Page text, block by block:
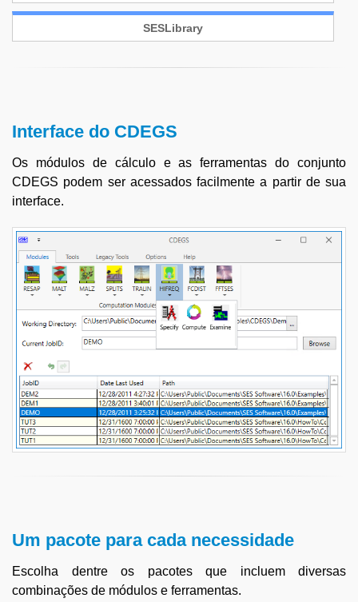
SESLibrary
Interface do CDEGS
Os módulos de cálculo e as ferramentas do conjunto
CDEGS podem ser acessados facilmente a partir de sua
interface.
Um pacote para cada necessidade
Escolha dentre os pacotes que incluem diversas
combinações de módulos e ferramentas.